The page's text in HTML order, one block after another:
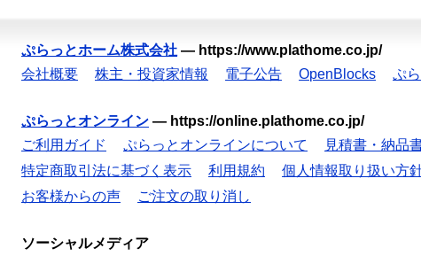
ぷらっとホーム株式会社 — https://www.plathome.co.jp/
会社概要
株主・投資家情報 電子公告 OpenBlocks ぷ
ぷらっとオンライン — https://online.plathome.co.jp/
ご利用ガイド
ぷらっとオンラインについて 見積書・納品
特定商取引法に基づく表示
利用規約 個人情報取り扱い方
お客様からの声
ご注文の取り消し
ソーシャルメディア